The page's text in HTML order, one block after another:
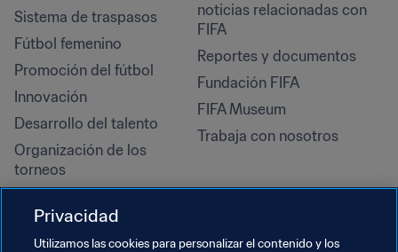
Sistema de traspasos
Fútbol femenino
Promoción del fútbol
Innovación
Desarrollo del talento
Organización de los
torneos
Derechos humanos y lucha
contra la discriminación
noticias relacionadas con
FIFA
Reportes y documentos
Fundación FIFA
FIFA Museum
Trabaja con nosotros
Privacidad
Utilizamos las cookies para personalizar el contenido y los